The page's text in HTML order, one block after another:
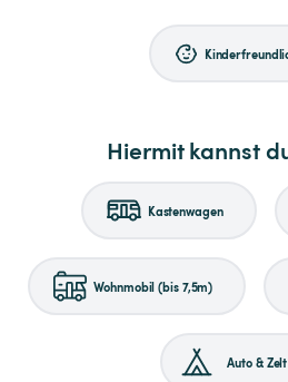
Hiermit kannst
Kastenwagen
Wohnmobil (bis 7,5m)
Auto & Zelt